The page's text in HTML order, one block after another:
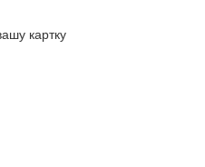
картку